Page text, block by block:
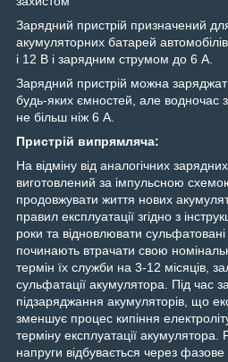
Зарядний пристрій призначений
акумуляторних батарей
і 12 В і зарядним струмом до 6 А.
Зарядний пристрій можна
будь-яких ємностей, але водночас
не більш ніж 6 А.
Пристрій випрямляча:
На відміну від аналогічних
виготовлений за імпульсною
продовжувати життя нових
правил експлуатації згідно з
роки та відновлювати
починають втрачати свою
термін їх служби на 3-12 місяців,
сульфатації акумулятора. Під час
підзаряджання акумуляторів, що
зменшує процес кипіння
терміну експлуатації акумулятора.
напруги відбувається через фазове